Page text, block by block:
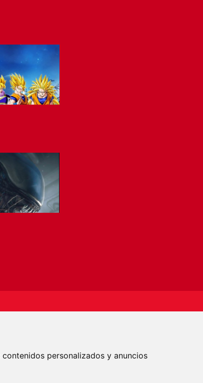
personalizados y anuncios